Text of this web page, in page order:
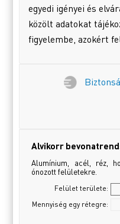
egyedi igényei és
közölt adatokat
figyelembe, azokért
Alvikorr
Alumínium, acél, réz,
ónozott felületekre.
Felület területe:
Mennyiség egy rétegre: